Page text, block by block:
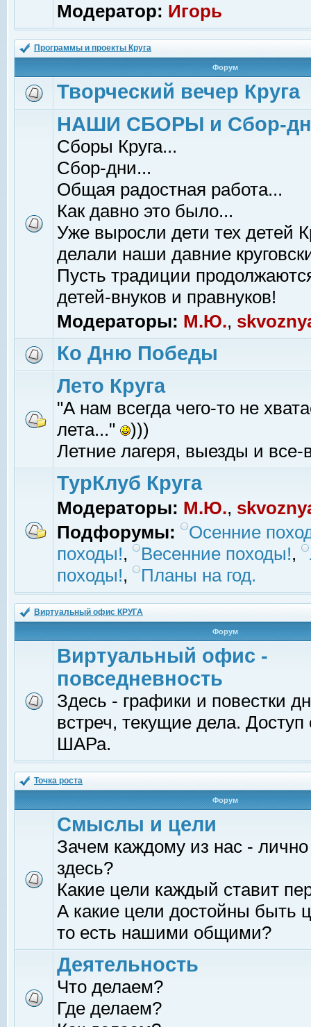
Модератор: Игорь
Программы и проекты Круга
Форум
Творческий вечер Круга
НАШИ СБОРЫ и Сбор-
Сборы Круга...
Сбор-дни...
Общая радостная работа...
Как давно это было...
Уже выросли дети тех детей
делали наши давние
Пусть традиции
детей-внуков и правнуков!
Модераторы: М.Ю.,
Ко Дню Победы
Лето Круга
"А нам всегда чего-то не
лета..."
)))
Летние лагеря, выезды и все-
ТурКлуб Круга
Модераторы: М.Ю.,
Подфорумы:
Осенние
походы!, Весенние походы!,
походы!, Планы на год.
Виртуальный офис КРУГА
Форум
Виртуальный офис -
повседневность
Здесь - графики и повестки
встреч, текущие дела.
ШАРа.
Точка роста
Форум
Смыслы и цели
Зачем каждому из нас -
здесь?
Какие цели каждый ставит
А какие цели достойны быть
то есть нашими общими?
Деятельность
Что делаем?
Где делаем?